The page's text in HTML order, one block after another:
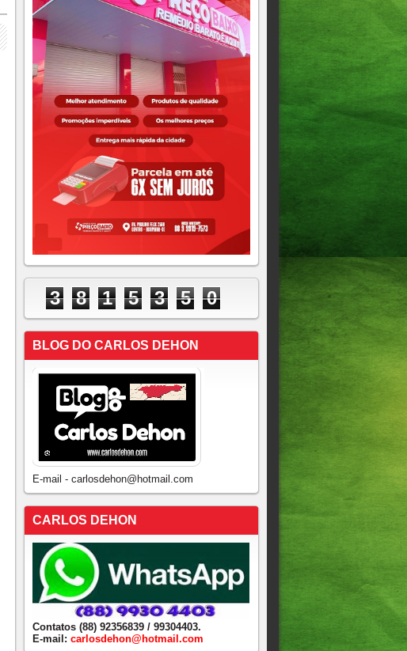
3 8 1 5 3 5 0
BLOG DO CARLOS DEHON
E-mail - carlosdehon@hotmail.com
CARLOS DEHON
Contatos (88) 92356839 / 99304403.
E-mail: carlosdehon@hotmail.com